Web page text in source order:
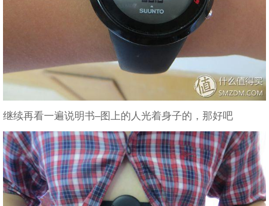
继续再看一遍说明书–图上的人光着身子的，那好吧